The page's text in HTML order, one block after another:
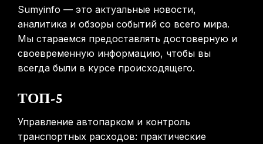
Sumyinfo — это актуальные новости,
аналитика и обзоры событий со всего мира.
Мы стараемся предоставлять достоверную и
своевременную информацию, чтобы вы
всегда были в курсе происходящего.
ТОП-5
Управление автопарком и контроль
транспортных расходов: практические